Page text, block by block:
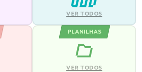
VER TODOS
PLANILHAS
VER TODOS